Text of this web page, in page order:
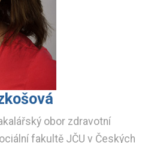
obor zdravotní
fakultě JČU v Českých